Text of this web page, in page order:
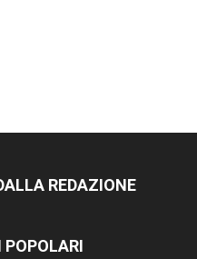
REDAZIONE
RIMANI
AGGIORNATO.